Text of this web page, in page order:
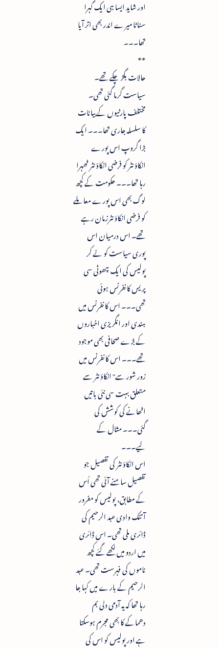
اور شاید ایسا ہی ایک گہرا
سناٹا میرے اندر بھی اتر آیا
تھا۔۔۔
**
حالات بگڑ چکے تھے۔
سیاست گرما گئی تھی۔
مختلف پارٹیوں کے بیانات
کا سلسلہ جاری تھا۔۔۔ ایک
بڑا گروپ اس پورے
انکاؤنٹر کو فرضی انکاؤنٹر ٹھہرا
رہا تھا۔۔۔ حکومت کے کچھ
لوگ بھی اس پورے معاملے
کو فرضی انکاؤنٹرزمان رہے
تھے۔ اس درمیان اس
پوری سیاست کو لے کر
پولیس کی ایک چھوٹی سی
پریس کانفرنس ہوئی
تھی۔۔۔ اس کانفرنس میں
ہندی اور انگریزی اخباروں
کے بڑے صحافی بھی موجود
تھے۔۔۔ اس کانفرنس میں
زور شور سے" انکاؤنٹر سے
متعلق بہت سی نئی باتیں
اٹھانے کی کوشش کی
گئی۔۔۔ مثال کے
لیے۔۔۔
اس انکاؤنٹر کی تفصیل جو
تفصیل سامنے آئی تھی اُس
کے مطابق، پولیس کو مفرور
آتنک وادی عبد الرحیم کی
ڈائری ملی تھی۔ اس ڈائری
میں اردو میں لکھے گئے کچھ
ناموں کی فہرست تھی۔ عبد
الرحیم کے بارے میں کہا جا
رہا تھا کہ یہ آدمی دلی بم
دھماکے کا بھی مجرم ہوسکتا
ہے اور پولیس کو اس کی